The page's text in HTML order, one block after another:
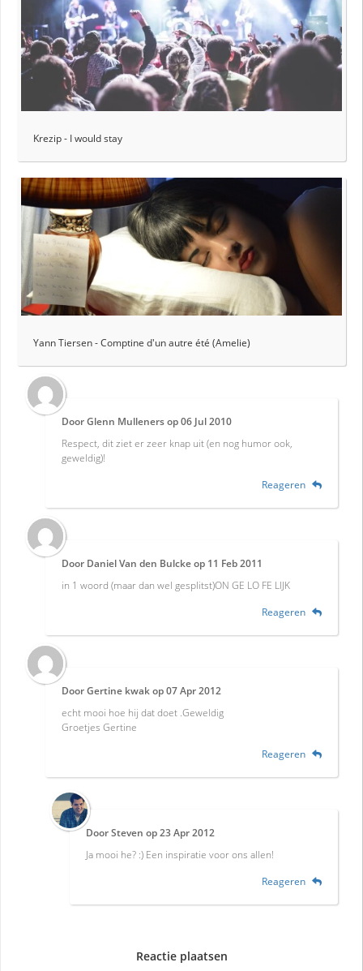
Krezip - I would stay
Yann Tiersen - Comptine d'un autre été (Amelie)
DoorGlenn Mullenersop06 Jul 2010
Respect, dit ziet er zeer knap uit (en nog humor ook,
geweldig)!
Reageren
Door Daniel Van den Bulckeop 11 Feb 2011
in 1 woord (maar dan wel gesplitst)ON GE LO FE LIJK
Reageren
DoorGertine kwakop07 Apr 2012
echt mooi hoe hij dat doet .Geweldig
Groetjes Gertine
Reageren
DoorSteven op23 Apr 2012
Ja mooi he? :) Een inspiratie voor ons allen!
Reageren
Reactie plaatsen